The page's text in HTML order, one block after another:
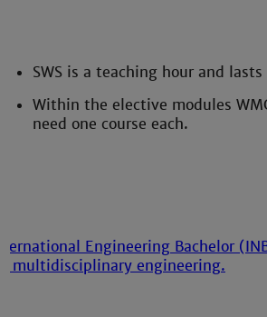
SWS is a teaching hour and
Within the elective modules
need one course each.